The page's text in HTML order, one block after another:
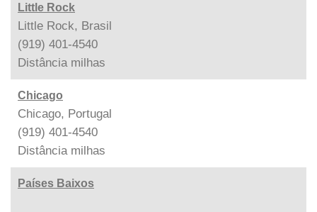
Little Rock
Little Rock, Brasil
(919) 401-4540
Distância milhas
Chicago
Chicago, Portugal
(919) 401-4540
Distância milhas
Países Baixos